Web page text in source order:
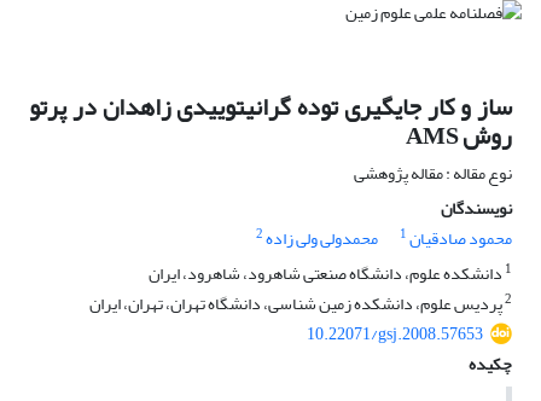
ساز و کار جایگیری توده گرانیتوییدی زاهدان در پرتو
روش AMS
نوع مقاله : مقاله پژوهشی
نویسندگان
محمود صادقیان1 محمدولی ولی زاده2
1 دانشکده علوم، دانشگاه صنعتی شاهرود، شاهرود، ایران
2پردیس علوم، دانشکده زمین شناسی، دانشگاه تهران، تهران، ایران
10.22071/gsj.2008.57653
چکیده